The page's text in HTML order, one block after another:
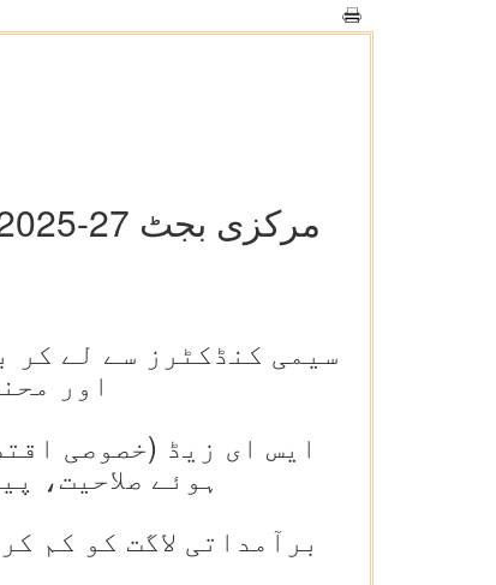
سیمی کنڈکٹرز سے لے کر
اور
ایس ای زیڈ (خصوصی
ہوئے صلاحیت،
برآمداتی لاگت کو کم